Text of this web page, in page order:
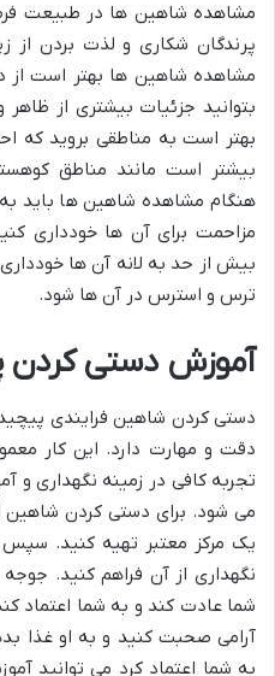
مشاهده شاهین ها در طبیعت
پرندگان شکاری و لذت بردن از
مشاهده شاهین ها بهتر است از
بتوانید جزئیات بیشتری از ظاهر
بهتر است به مناطقی بروید که
بیشتر است مانند مناطق
هنگام مشاهده شاهین ها باید به
مزاحمت برای آن ها خودداری
بیش از حد به لانه آن ها خودداری
ترس و استرس در آن ها شود.
آموزش دستی کردن
دستی کردن شاهین فرایندی
دقت و مهارت دارد. این کار
تجربه کافی در زمینه نگهداری و
می شود. برای دستی کردن شاهین
یک مرکز معتبر تهیه کنید.
نگهداری از آن فراهم کنید.
شما عادت کند و به شما اعتماد
آرامی صحبت کنید و به او غذا
به شما اعتماد کرد می توانید